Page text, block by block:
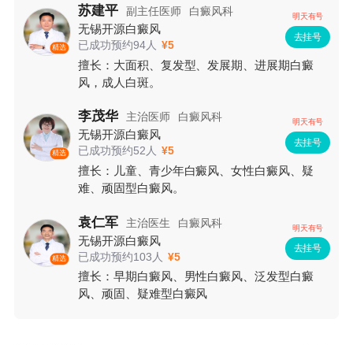
精选
苏建平 副主任医师 白癜风科
无锡开源白癜风
已成功预约94人 ¥5
明天有号
去挂号
擅长：大面积、复发型、发展期、进展期白癜
风，成人白斑。
精选
李茂华 主治医师 白癜风科
无锡开源白癜风
已成功预约52人 ¥5
明天有号
去挂号
擅长：儿童、青少年白癜风、女性白癜风、疑
难、顽固型白癜风。
精选
袁仁军 主治医生 白癜风科
无锡开源白癜风
已成功预约103人 ¥5
明天有号
去挂号
擅长：早期白癜风、男性白癜风、泛发型白癜
风、顽固、疑难型白癜风